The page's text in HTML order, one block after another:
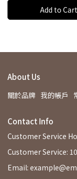
Add to Cart
About Us
關於品牌 我的帳戶
Contact Info
Customer Service
Customer Service:
Email: